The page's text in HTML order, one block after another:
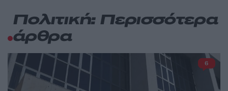
Πολιτική: Περισσότερα
άρθρα
6